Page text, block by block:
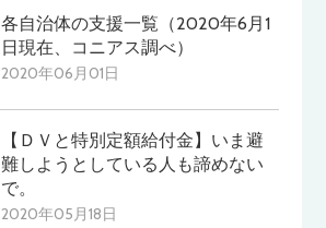
各自治体の支援一覧（2020年6月1
日現在、コニアス調べ）
2020年06月01日
【ＤＶと特別定額給付金】いま避
難しようとしている人も諦めない
で。
2020年05月18日